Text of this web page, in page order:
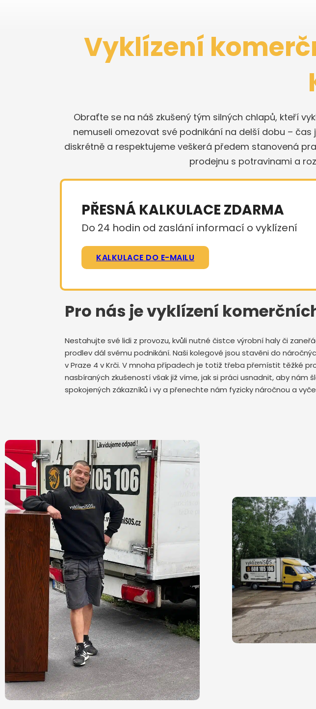
Vyklízení
Obraťte se na náš zkušený tým silných chlapů, kteří
nemuseli omezovat své podnikání na delší dobu –
diskrétně a respektujeme veškerá předem stanovená
prodejnu s potravinami a
PŘESNÁ KALKULACE ZDARMA
Do 24 hodin od zaslání informací o vyklízení
KALKULACE DO E-MAILU
Pro nás je vyklízení
Nestahujte své lidi z provozu, kvůli nutné čistce výrobní haly či
prodlev dál svému podnikání. Naši kolegové jsou stavěni do
v Praze 4 v Krči. V mnoha případech je totiž třeba přemístit těžké
nasbíraných zkušeností však již víme, jak si práci usnadnit, aby
spokojených zákazníků i vy a přenechte nám fyzicky náročnou a